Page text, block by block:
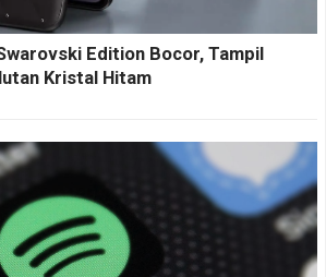
Edition Bocor, Tampil
Kristal Hitam